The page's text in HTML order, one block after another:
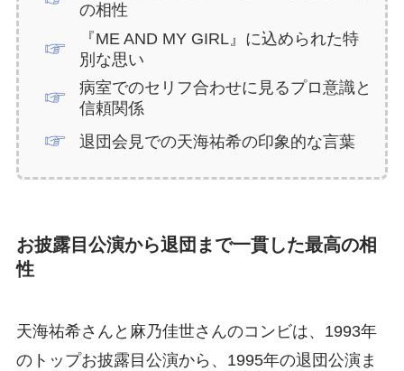
の相性
『ME AND MY GIRL』に込められた特
別な思い
病室でのセリフ合わせに見るプロ意識と
信頼関係
退団会見での天海祐希の印象的な言葉
お披露目公演から退団まで一貫した最高の相
性
天海祐希さんと麻乃佳世さんのコンビは、1993年
のトップお披露目公演から、1995年の退団公演ま